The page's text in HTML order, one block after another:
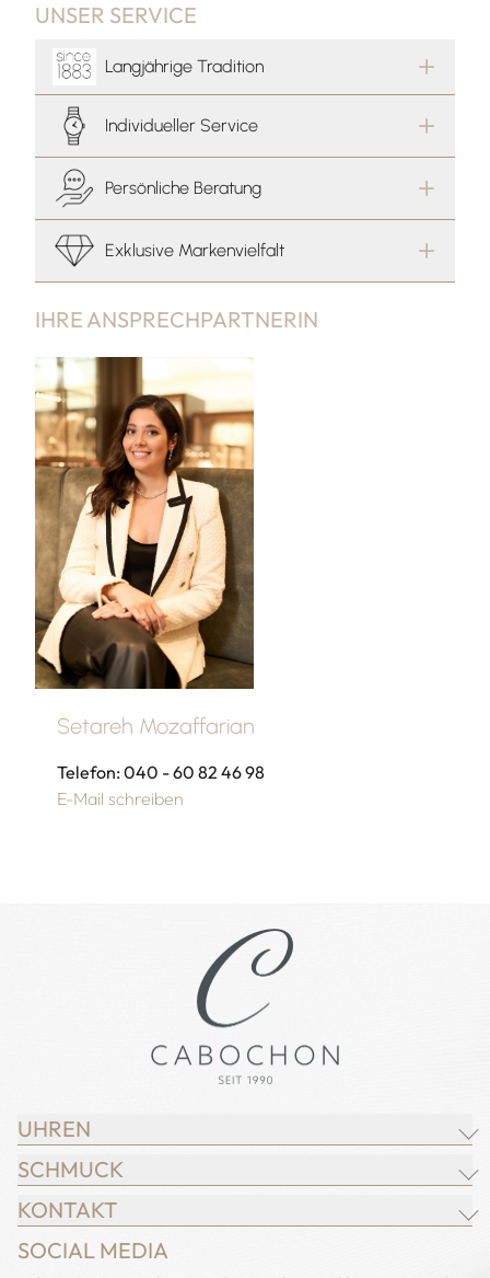
IHRE ANSPRECHPARTNERIN
Setareh Mozaffarian
Telefon: 040 - 60 82 46 98
E-Mail schreiben
UNSER SERVICE
Langjährige Tradition
Individueller Service
Persönliche Beratung
Exklusive Markenvielfalt
UHREN
BREITLING
CHOPARD
IWC SCHAFFHAUSEN
SCHMUCK
JUWELIER CABOCHON
CHOPARD
KONTAKT
Adresse:
SOCIAL MEDIA